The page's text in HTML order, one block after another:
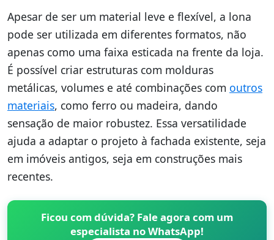
Apesar de ser um material leve e flexível, a lona
pode ser utilizada em diferentes formatos, não
apenas como uma faixa esticada na frente da loja.
É possível criar estruturas com molduras
metálicas, volumes e até combinações com outros
materiais, como ferro ou madeira, dando
sensação de maior robustez. Essa versatilidade
ajuda a adaptar o projeto à fachada existente, seja
em imóveis antigos, seja em construções mais
recentes.
Ficou com dúvida? Fale agora com um
especialista no WhatsApp!